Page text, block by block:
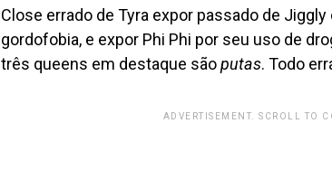
Close errado de Tyra expor passado de
gordofobia, e expor Phi Phi por seu uso de
três queens em destaque sãoputas. Todo
ADVERTISEMENT. SCROLL TO